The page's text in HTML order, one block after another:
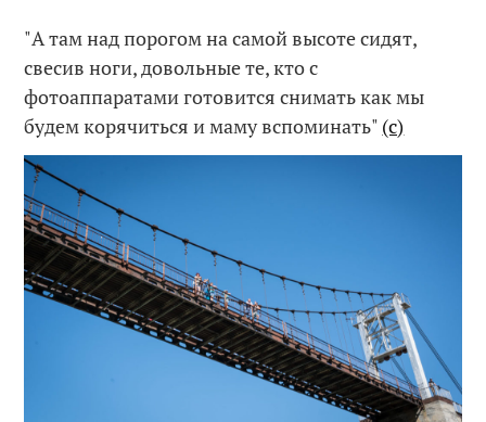
"А там над порогом на самой высоте сидят,
свесив ноги, довольные те, кто с
фотоаппаратами готовится снимать как мы
будем корячиться и маму вспоминать" (с)